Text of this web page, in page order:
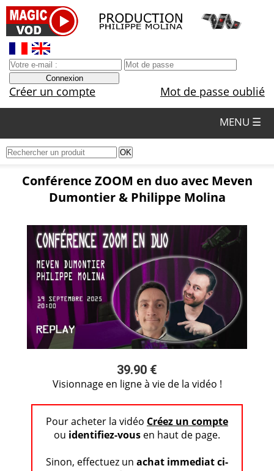
Créer un compte Mot de passe oublié
MENU ☰
Conférence ZOOM en duo avec Meven
Dumontier & Philippe Molina
39.90 €
Visionnage en ligne à vie de la vidéo !
Pour acheter la vidéo Créez un compte
ou identifiez-vous en haut de page.
Sinon, effectuez un achat immediat ci-